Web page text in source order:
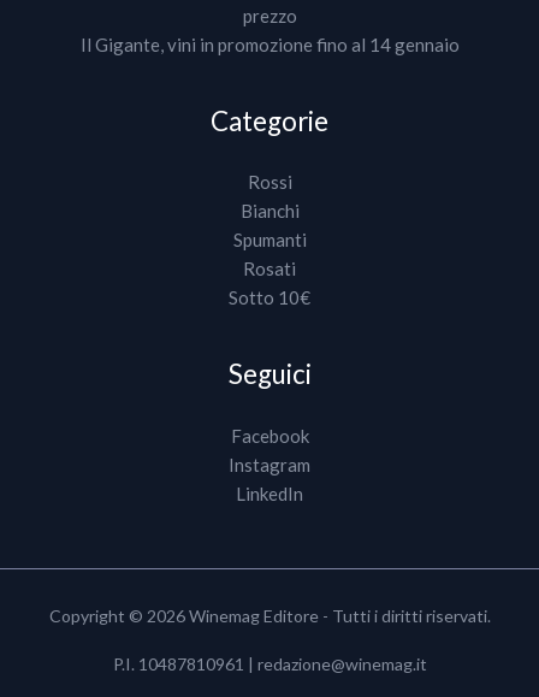
prezzo
Il Gigante, vini in promozione fino al 14 gennaio
Categorie
Rossi
Bianchi
Spumanti
Rosati
Sotto 10€
Seguici
Facebook
Instagram
LinkedIn
Copyright © 2026 Winemag Editore - Tutti i diritti riservati.
P.I. 10487810961 | redazione@winemag.it